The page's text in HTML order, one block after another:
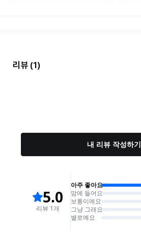
리뷰 (1)